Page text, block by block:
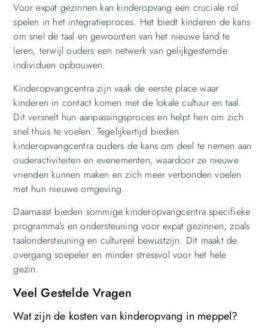
Voor expat gezinnen kan kinderopvang een cruciale rol
spelen in het integratieproces. Het biedt kinderen de kans
om snel de taal en gewoonten van het nieuwe land te
leren, terwijl ouders een netwerk van gelijkgestemde
individuen opbouwen.
Kinderopvangcentra zijn vaak de eerste place waar
kinderen in contact komen met de lokale cultuur en taal.
Dit versnelt hun aanpassingsproces en helpt hen om zich
snel thuis te voelen. Tegelijkertijd bieden
kinderopvangcentra ouders de kans om deel te nemen aan
ouderactiviteiten en evenementen, waardoor ze nieuwe
vrienden kunnen maken en zich meer verbonden voelen
met hun nieuwe omgeving.
Daarnaast bieden sommige kinderopvangcentra specifieke
programma’s en ondersteuning voor expat gezinnen, zoals
taalondersteuning en cultureel bewustzijn. Dit maakt de
overgang soepeler en minder stressvol voor het hele
gezin.
Veel Gestelde Vragen
Wat zijn de kosten van kinderopvang in meppel?